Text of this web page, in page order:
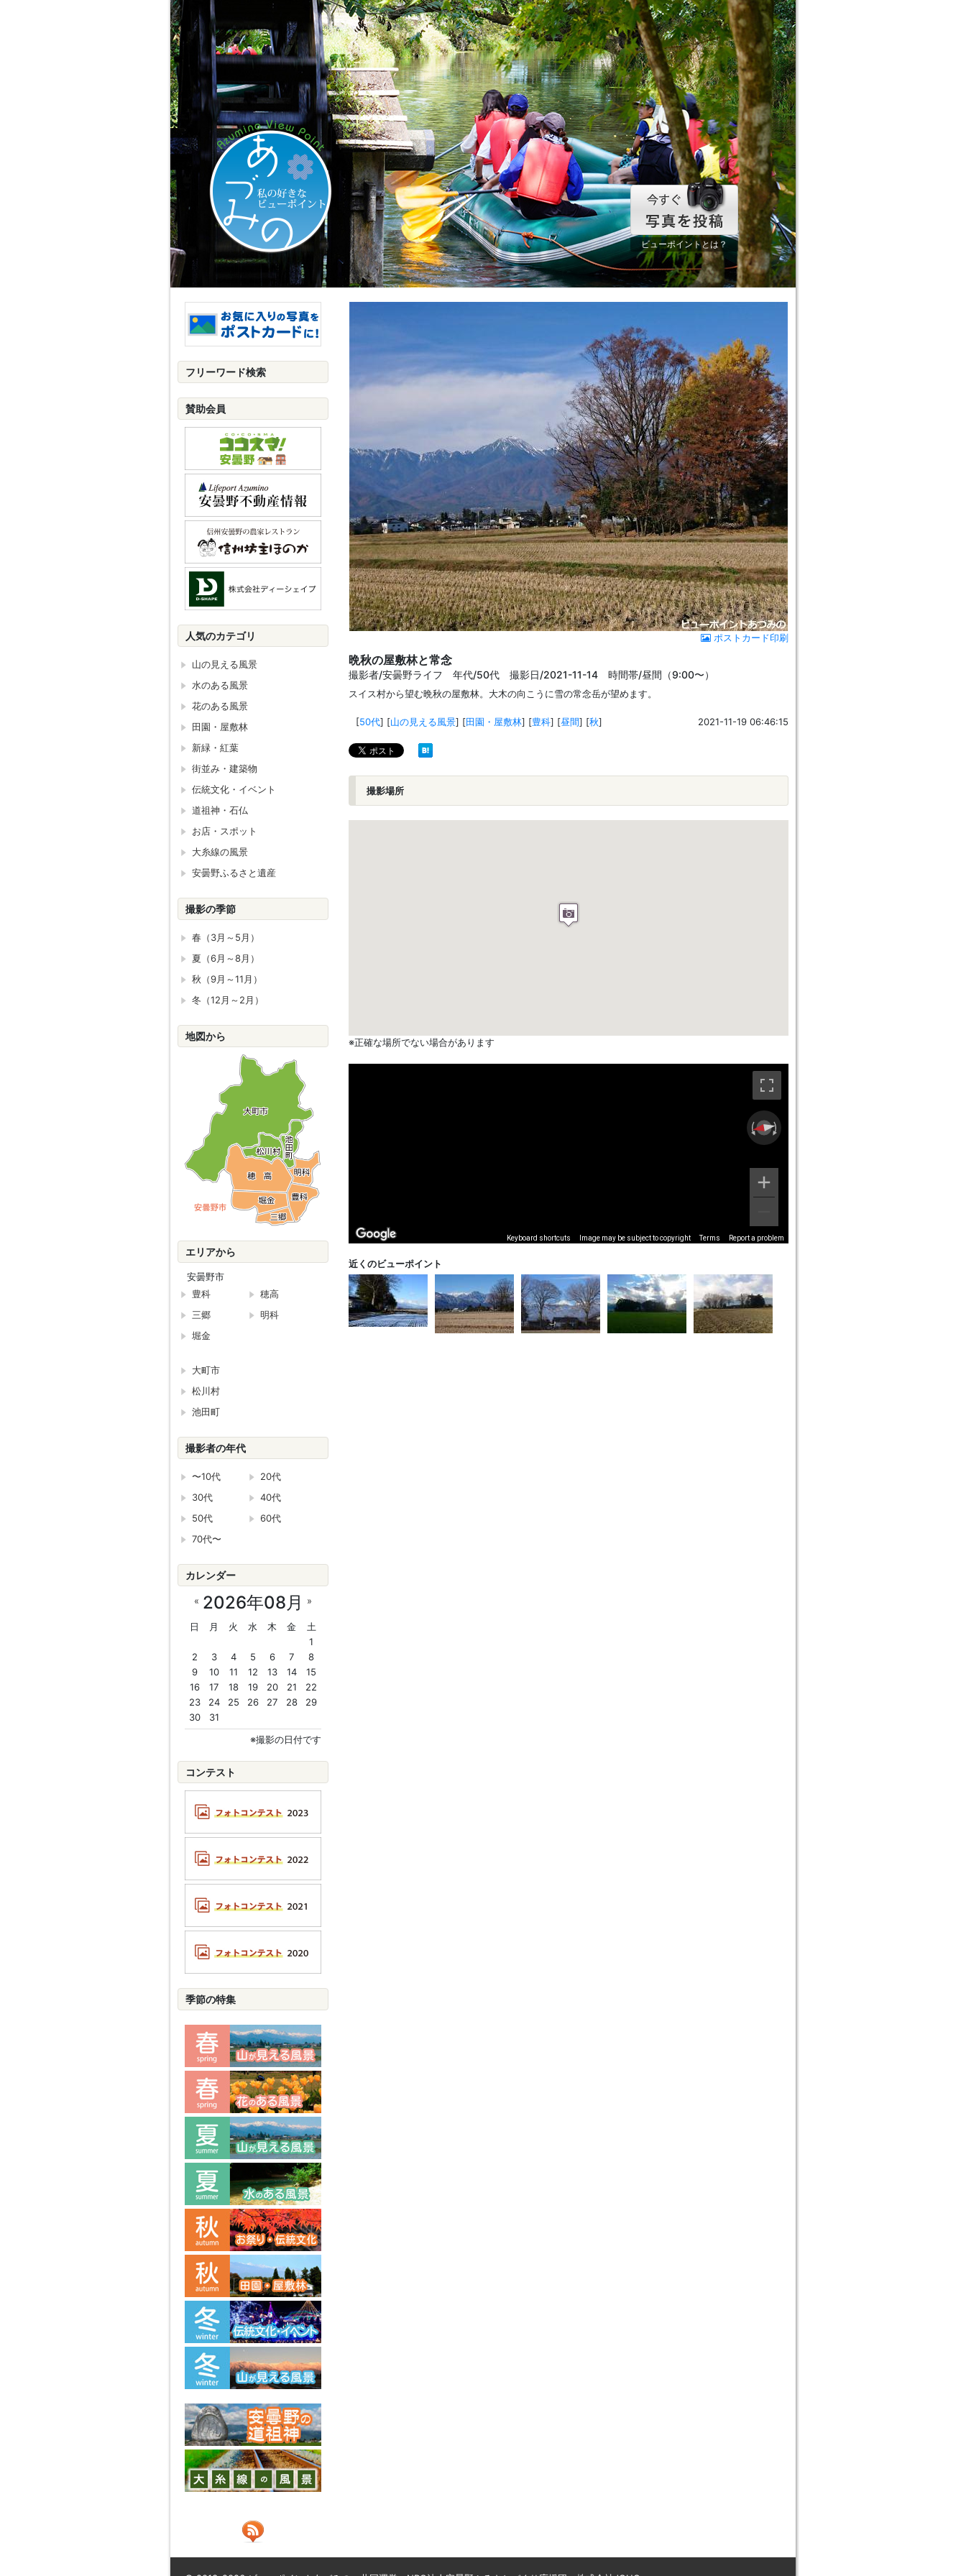
ビューポイントとは？
ポストカード印刷
晩秋の屋敷林と常念
撮影者/安曇野ライフ 年代/50代 撮影日/2021-11-14 時間帯/昼間（9:00〜）
スイス村から望む晩秋の屋敷林。大木の向こうに雪の常念岳が望めます。
[50代] [山の見える風景] [田園・屋敷林] [豊科] [昼間] [秋] 2021-11-19 06:46:15
撮影場所
※正確な場所でない場合があります
Keyboard shortcuts Image may be subject to copyright Terms Report a problem
近くのビューポイント
フリーワード検索
賛助会員
人気のカテゴリ
山の見える風景
水のある風景
花のある風景
田園・屋敷林
新緑・紅葉
街並み・建築物
伝統文化・イベント
道祖神・石仏
お店・スポット
大糸線の風景
安曇野ふるさと遺産
撮影の季節
春（3月～5月）
夏（6月～8月）
秋（9月～11月）
冬（12月～2月）
地図から
エリアから
安曇野市
豊科
穂高
三郷
明科
堀金
大町市
松川村
池田町
撮影者の年代
〜10代
20代
30代
40代
50代
60代
70代〜
カレンダー
2026年08月
« »
日 月 火 水 木 金
土
1
2
3 4 5 6 7
8
9
10 11 12 13 14
15
16
17 18 19 20 21
22
23
24 25 26 27 28
29
30
31
※撮影の日付です
コンテスト
季節の特集